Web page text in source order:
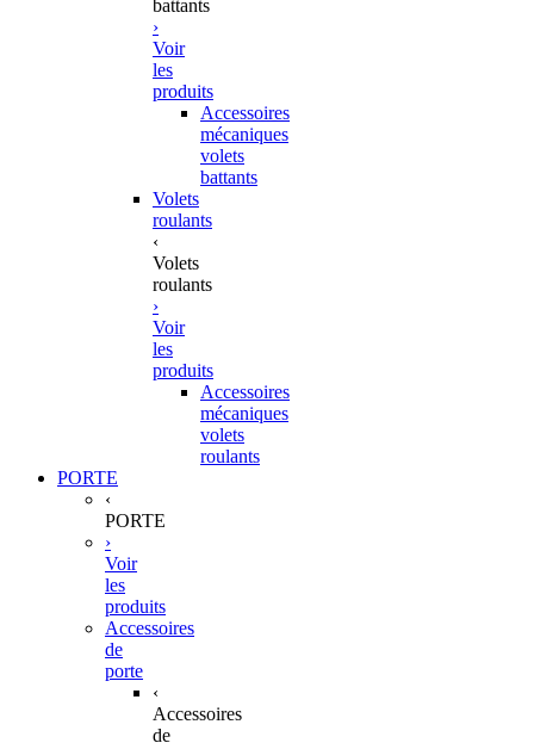
battants
›
Voir
les
produits
Accessoires
mécaniques
volets
battants
Volets
roulants
‹
Volets
roulants
›
Voir
les
produits
Accessoires
mécaniques
volets
roulants
PORTE
‹
PORTE
›
Voir
les
produits
Accessoires
de
porte
‹
Accessoires
de